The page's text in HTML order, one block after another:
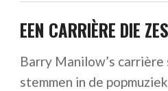
EEN CARRIÈRE DIE
Barry Manilow’s
stemmen in de